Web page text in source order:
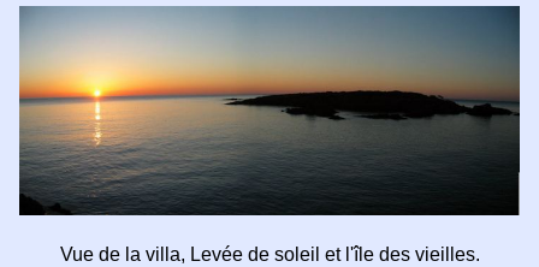
Vue de la villa, Levée de soleil et l'île des vieilles.